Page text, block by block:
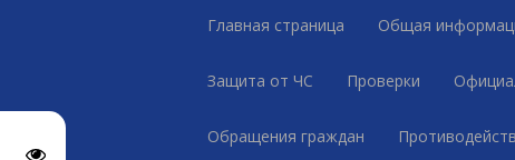
Главная страница Общая
Защита от ЧС Проверки
Обращения граждан